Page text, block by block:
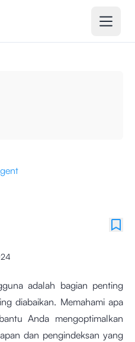
adalah bagian penting
diabaikan. Memahami apa
Anda mengoptimalkan
dan pengindeksan yang